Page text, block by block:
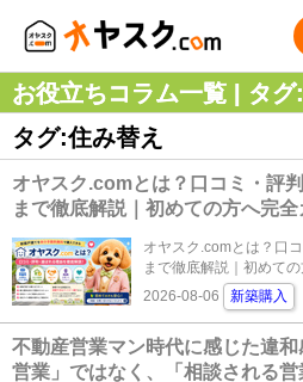
お役立ちコラム一覧 | タグ
タグ:住み替え
オヤスク.comとは？口コミ・評
まで徹底解説｜初めての方へ完全
オヤスク.comとは？口
2026-08-06
新築購入
不動産営業マン時代に感じた違
営業」ではなく、「相談される